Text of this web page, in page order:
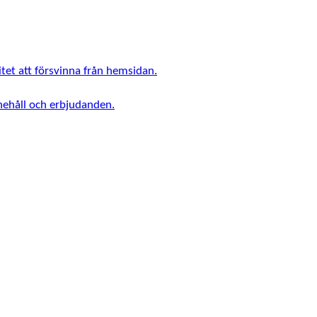
att försvinna från hemsidan.
och erbjudanden.